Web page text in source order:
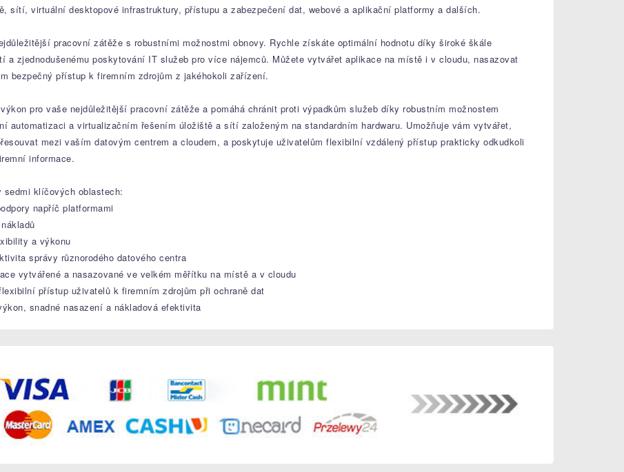
sítí, virtuální desktopové infrastruktury, přístupu a zabezpečení dat, webové a aplikační platformy a dalších.
pracovní zátěže s robustními možnostmi obnovy. Rychle získáte optimální hodnotu díky široké škále
a zjednodušenému poskytování IT služeb pro více nájemců. Můžete vytvářet aplikace na místě i v cloudu, nasazovat
bezpečný přístup k firemním zdrojům z jakéhokoli zařízení.
pro vaše nejdůležitější pracovní zátěže a pomáhá chránit proti výpadkům služeb díky robustním možnostem
automatizaci a virtualizačním řešením úložiště a sítí založeným na standardním hardwaru. Umožňuje vám vytvářet,
mezi vaším datovým centrem a cloudem, a poskytuje uživatelům flexibilní vzdálený přístup prakticky odkudkoli
informace.
sedmi klíčových oblastech:
napříč platformami
a výkonu
správy různorodého datového centra
vytvářené a nasazované ve velkém měřítku na místě a v cloudu
přístup uživatelů k firemním zdrojům při ochraně dat
snadné nasazení a nákladová efektivita